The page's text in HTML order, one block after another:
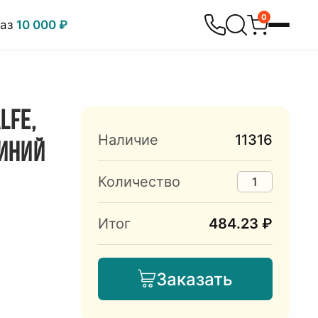
10 000 ₽
0
Наличие 11316
Количество
Итог 484.23 ₽
Заказать